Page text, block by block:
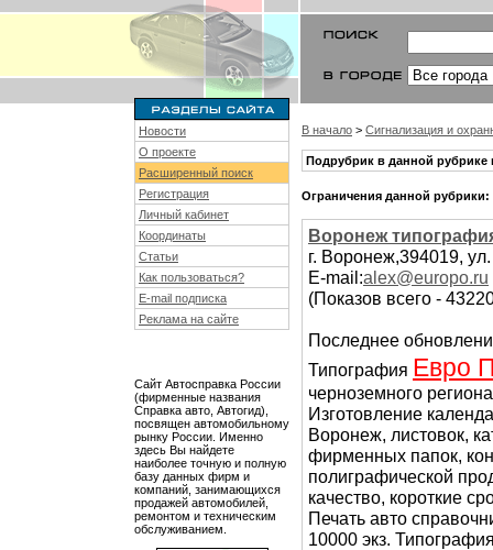
Новости
О проекте
Расширенный поиск
Регистрация
Личный кабинет
Координаты
Статьи
Как пользоваться?
E-mail подписка
Реклама на сайте
Сайт Автосправка России
(фирменные названия
Справка авто, Автогид),
посвящен автомобильному
рынку России. Именно
здесь Вы найдете
наиболее точную и полную
базу данных фирм и
компаний, занимающихся
продажей автомобилей,
ремонтом и техническим
обслуживанием.
В начало > Сигнализация и
Подрубрик в данной рубрике
Ограничения данной рубрики:
Воронеж
г. Воронеж,394019,
E-mail:alex@europo.ru
(Показов всего -
Последнее
Типография Евро
черноземного
Изготовление
Воронеж, листовок,
фирменных папок,
полиграфической
качество, короткие
Печать авто
10000 экз.